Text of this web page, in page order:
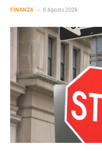
FINANZA 6 Agosto 2026